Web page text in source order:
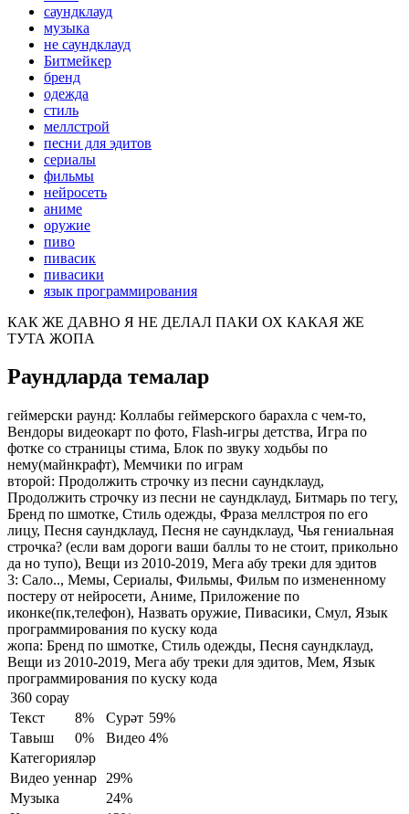
саундклауд
музыка
не саундклауд
Битмейкер
бренд
одежда
стиль
меллстрой
песни для эдитов
сериалы
фильмы
нейросеть
аниме
оружие
пиво
пивасик
пивасики
язык программирования
КАК ЖЕ ДАВНО Я НЕ ДЕЛАЛ ПАКИ ОХ КАКАЯ ЖЕ
ТУТА ЖОПА
Раундларда темалар
геймерски раунд: Коллабы геймерского барахла с чем-то,
Вендоры видеокарт по фото, Flash-игры детства, Игра по
фотке со страницы стима, Блок по звуку ходьбы по
нему(майнкрафт), Мемчики по играм
второй: Продолжить строчку из песни саундклауд,
Продолжить строчку из песни не саундклауд, Битмарь по тегу,
Бренд по шмотке, Стиль одежды, Фраза меллстроя по его
лицу, Песня саундклауд, Песня не саундклауд, Чья гениальная
строчка? (если вам дороги ваши баллы то не стоит, прикольно
да но тупо), Вещи из 2010-2019, Мега абу треки для эдитов
3: Сало.., Мемы, Сериалы, Фильмы, Фильм по измененному
постеру от нейросети, Аниме, Приложение по
иконке(пк,телефон), Назвать оружие, Пивасики, Смул, Язык
программирования по куску кода
жопа: Бренд по шмотке, Стиль одежды, Песня саундклауд,
Вещи из 2010-2019, Мега абу треки для эдитов, Мем, Язык
программирования по куску кода
360 сорау
Текст
8% Сурәт 59%
Тавыш
0% Видео 4%
Категорияләр
Видео уеннар
29%
Музыка
24%